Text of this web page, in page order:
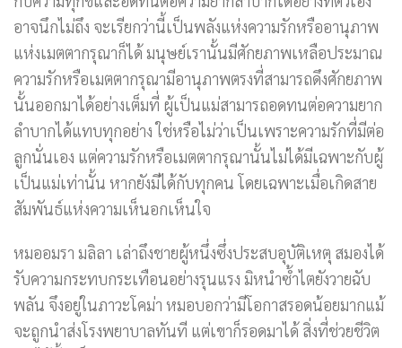
อาจนึกไม่ถึง จะเรียกว่านี้เป็นพลังแห่งความรักหรืออานุภาพ
แห่งเมตตากรุณาก็ได้ มนุษย์เรานั้นมีศักยภาพเหลือประมาณ
ความรักหรือเมตตากรุณามีอานุภาพตรงที่สามารถดึงศักยภาพ
นั้นออกมาได้อย่างเต็มที่ ผู้เป็นแม่สามารถอดทนต่อความยาก
ลำบากได้แทบทุกอย่าง ใช่หรือไม่ว่าเป็นเพราะความรักที่มีต่อ
ลูกนั่นเอง แต่ความรักหรือเมตตากรุณานั้นไม่ได้มีเฉพาะกับผู้
เป็นแม่เท่านั้น หากยังมีได้กับทุกคน โดยเฉพาะเมื่อเกิดสาย
สัมพันธ์แห่งความเห็นอกเห็นใจ
หมออมรา มลิลา เล่าถึงชายผู้หนึ่งซึ่งประสบอุบัติเหตุ สมองได้
รับความกระทบกระเทือนอย่างรุนแรง มิหนำซ้ำไตยังวายฉับ
พลัน จึงอยู่ในภาวะโคม่า หมอบอกว่ามีโอกาสรอดน้อยมากแม้
จะถูกนำส่งโรงพยาบาลทันที แต่เขาก็รอดมาได้ สิ่งที่ช่วยชีวิต